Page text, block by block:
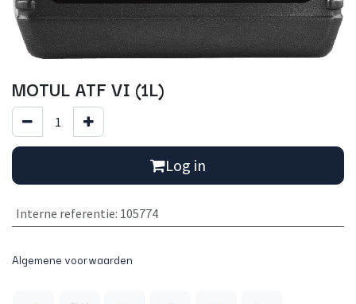
MOTUL ATF VI (1L)
Log in
Interne referentie: 105774
Algemene voorwaarden